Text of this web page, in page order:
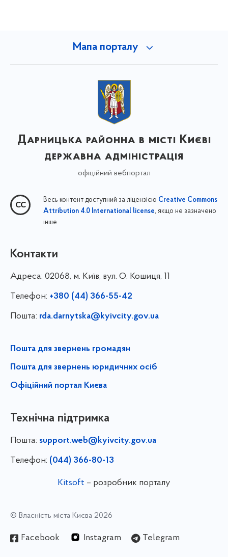
Мапа порталу
Дарницька районна в місті Києві
державна адміністрація
офіційний вебпортал
Весь контент доступний за ліцензією Creative Commons
Attribution 4.0 International license, якщо не зазначено
інше
Контакти
Адреса: 02068, м. Київ, вул. О. Кошиця, 11
Телефон: +380 (44) 366-55-42
Пошта: rda.darnytska@kyivcity.gov.ua
Пошта для звернень громадян
Пошта для звернень юридичних осіб
Офіційний портал Києва
Технічна підтримка
Пошта: support.web@kyivcity.gov.ua
Телефон: (044) 366-80-13
Kitsoft – розробник порталу
© Власність міста Києва 2026
Facebook Instagram Telegram